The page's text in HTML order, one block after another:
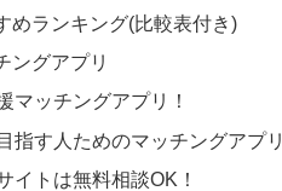
めランキング(比較表付き)
ングアプリ
マッチングアプリ！
指す人ためのマッチングアプリ
イトは無料相談OK！